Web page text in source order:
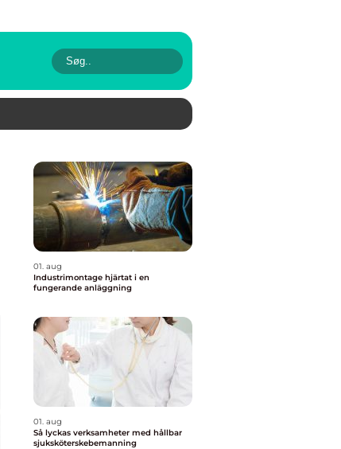
01. aug
Industrimontage hjärtat i en
fungerande anläggning
01. aug
Så lyckas verksamheter med hållbar
sjuksköterskebemanning